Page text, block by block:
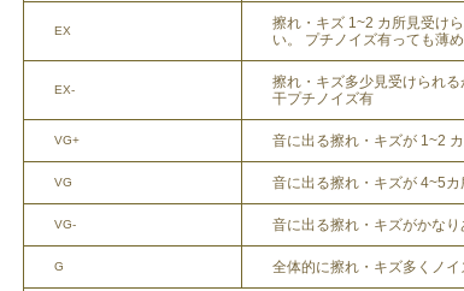
EX
擦れ・キズ 1~2 カ所見受け
い。 プチノイズ有っても薄め
EX-
擦れ・キズ多少見受けられ
干プチノイズ有
VG+ 音に出る擦れ・キズが 1~2 カ
VG 音に出る擦れ・キズが 4~5カ
VG- 音に出る擦れ・キズがかなり
G 全体的に擦れ・キズ多くノイ